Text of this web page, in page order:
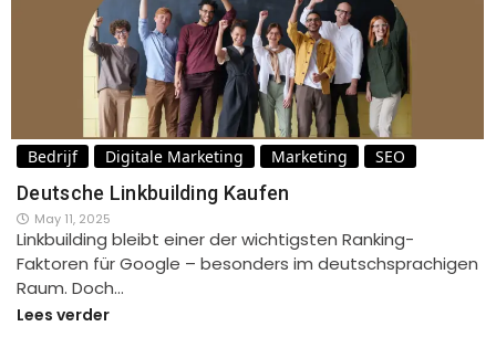
Bedrijf Digitale Marketing Marketing SEO
Deutsche Linkbuilding Kaufen
May 11, 2025
Linkbuilding bleibt einer der wichtigsten Ranking-
Faktoren für Google – besonders im deutschsprachigen
Raum. Doch…
Lees verder